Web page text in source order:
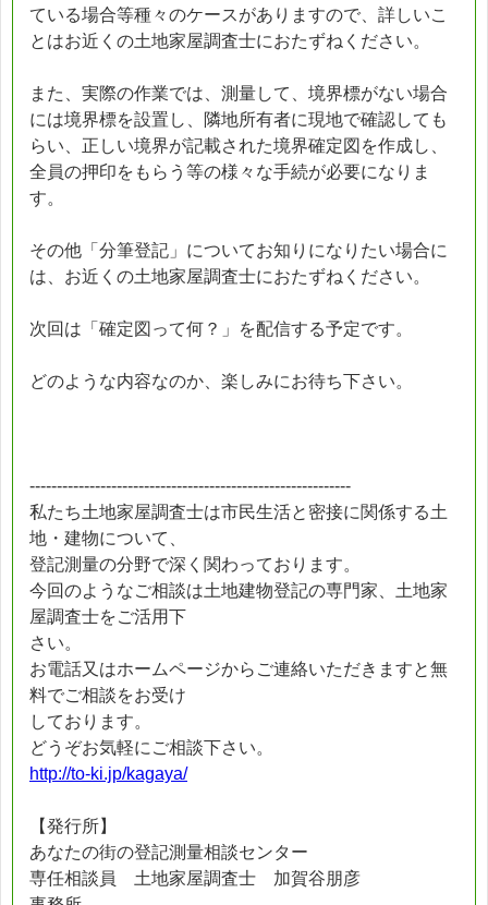
ている場合等種々のケースがありますので、詳しいこ
とはお近くの土地家屋調査士におたずねください。
また、実際の作業では、測量して、境界標がない場合
には境界標を設置し、隣地所有者に現地で確認しても
らい、正しい境界が記載された境界確定図を作成し、
全員の押印をもらう等の様々な手続が必要になりま
す。
その他「分筆登記」についてお知りになりたい場合に
は、お近くの土地家屋調査士におたずねください。
次回は「確定図って何？」を配信する予定です。
どのような内容なのか、楽しみにお待ち下さい。
-----------------------------------------------------------
私たち土地家屋調査士は市民生活と密接に関係する土
地・建物について、
登記測量の分野で深く関わっております。
今回のようなご相談は土地建物登記の専門家、土地家
屋調査士をご活用下
さい。
お電話又はホームページからご連絡いただきますと無
料でご相談をお受け
しております。
どうぞお気軽にご相談下さい。
http://to-ki.jp/kagaya/
【発行所】
あなたの街の登記測量相談センター
専任相談員 土地家屋調査士 加賀谷朋彦